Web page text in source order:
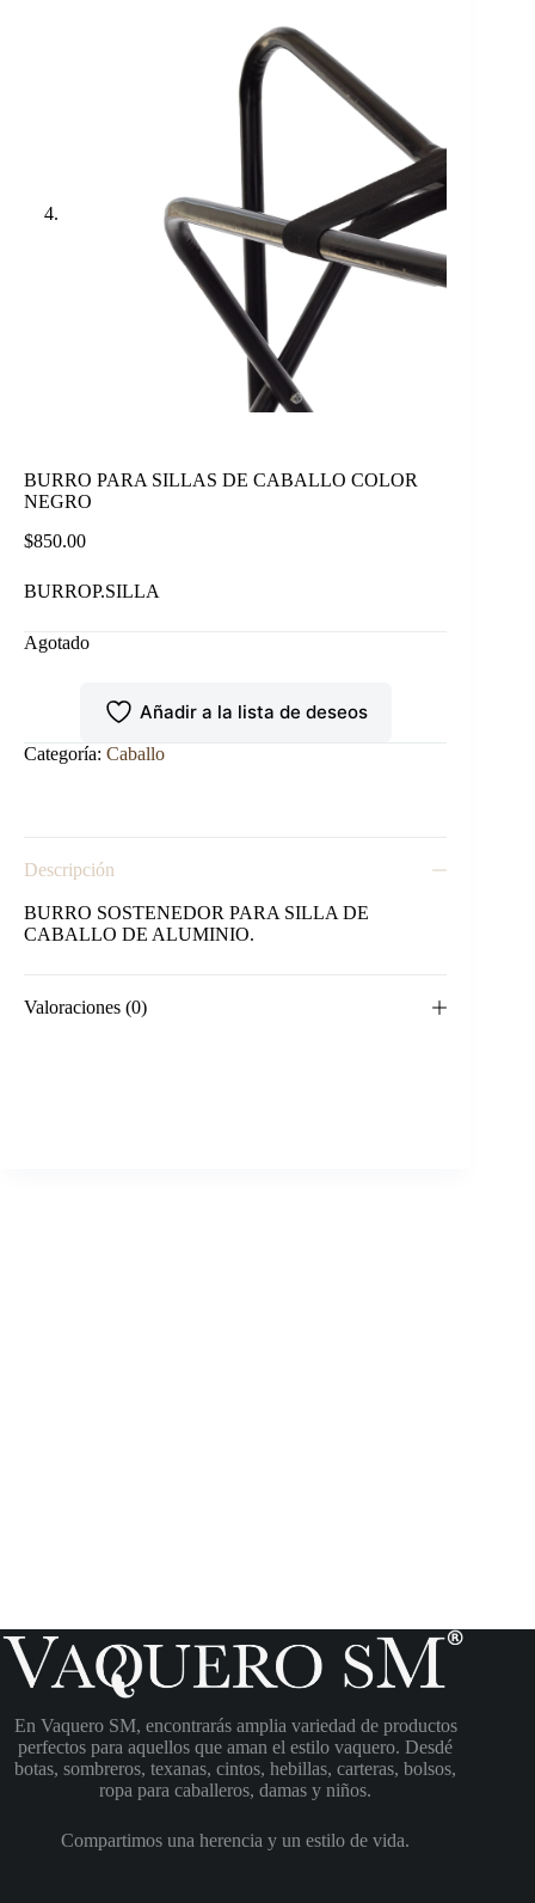
BURRO PARA SILLAS DE CABALLO COLOR
NEGRO
$850.00
BURROP.SILLA
Agotado
Añadir a la lista de deseos
Categoría: Caballo
Descripción
BURRO SOSTENEDOR PARA SILLA DE
CABALLO DE ALUMINIO.
Valoraciones (0)
En Vaquero SM, encontrarás amplia variedad de productos
perfectos para aquellos que aman el estilo vaquero. Desdé
botas, sombreros, texanas, cintos, hebillas, carteras, bolsos,
ropa para caballeros, damas y niños.
Compartimos una herencia y un estilo de vida.